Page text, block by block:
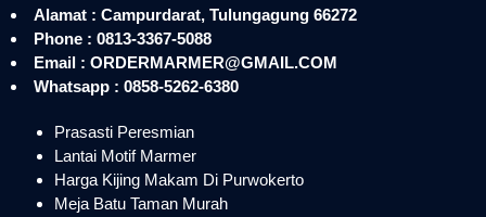
Alamat : Campurdarat, Tulungagung 66272
Phone : 0813-3367-5088
Email : ORDERMARMER@GMAIL.COM
Whatsapp : 0858-5262-6380
Prasasti Peresmian
Lantai Motif Marmer
Harga Kijing Makam Di Purwokerto
Meja Batu Taman Murah